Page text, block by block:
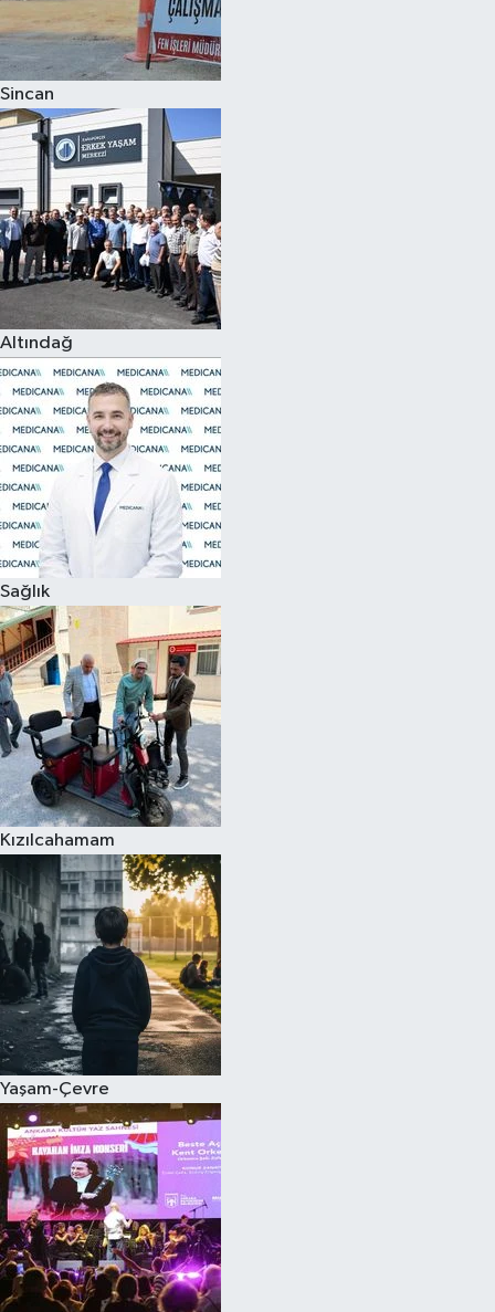
Sincan
Altındağ
Sağlık
Kızılcahamam
Yaşam-Çevre
Spor
Çocuk
Eğitim
Hava Durumu
Kadın
Kim kimdir?
Kültür Sanat
Sağlık
Siyaset
Teknoloji
Televizyon
Yaşam-Çevre